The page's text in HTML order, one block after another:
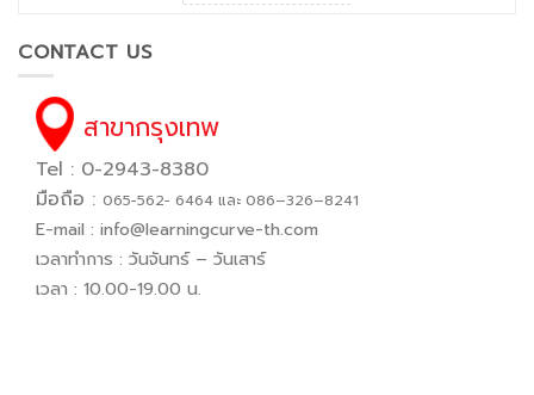
CONTACT US
สาขากรุงเทพ
Tel : 0-2943-8380
มือถือ : 065−562− 6464 และ 086–326–8241
E-mail : info@learningcurve-th.com
เวลาทำการ : วันจันทร์ – วันเสาร์
เวลา : 10.00-19.00 น.